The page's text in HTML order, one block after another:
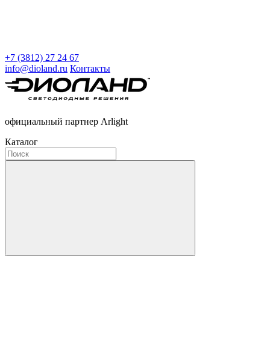
+7 (3812) 27 24 67
info@dioland.ru Контакты
официальный партнер Arlight
Каталог